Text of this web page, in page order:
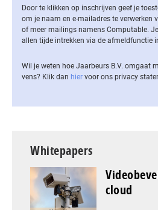
Door te klikken op inschrijven geef je
om je naam en e-mailadres te verwerken
of meer mailings namens Computable.
allen tijde intrekken via de af­meld­func­tie
Wil je weten hoe Jaarbeurs B.V. omgaat
vens? Klik dan hier voor ons privacy
Whitepapers
cloud